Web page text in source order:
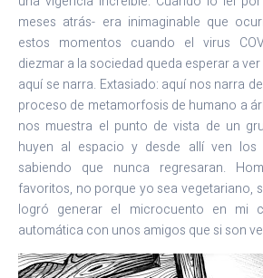
meses atrás- era inimaginable que
estos momentos cuando el virus
diezmar a la sociedad queda esperar a
aquí se narra. Extasiado: aquí nos narra
proceso de metamorfosis de humano a
nos muestra el punto de vista de un
huyen al espacio y desde allí ven los
sabiendo que nunca regresaran.
favoritos, no porque yo sea vegetariano,
logró generar el microcuento en mi
automática con unos amigos que si son